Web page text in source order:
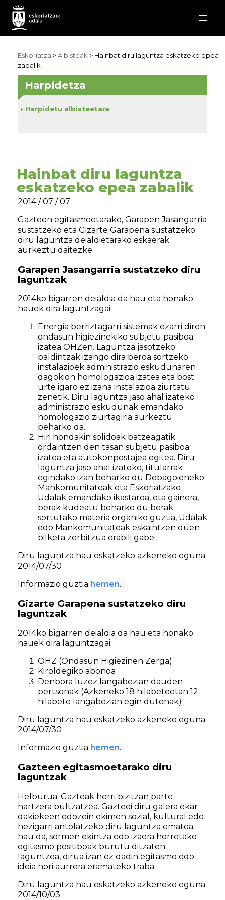
Eskoriatza >Albisteak > Hainbat diru laguntza eskatzeko epea
zabalik
Hainbat diru laguntza
eskatzeko epea zabalik
2014 / 07 / 07
Gazteen egitasmoetarako, Garapen Jasangarria
sustatzeko eta Gizarte Garapena sustatzeko
diru laguntza deialdietarako eskaerak
aurkeztu daitezke.
Garapen Jasangarria sustatzeko diru
laguntzak
2014ko bigarren deialdia da hau eta honako
hauek dira laguntzagai:
Energia berriztagarri sistemak ezarri diren
ondasun higiezinekiko subjetu pasiboa
izatea OHZen. Laguntza jasotzeko
baldintzak izango dira beroa sortzeko
instalazioek administrazio eskudunaren
dagokion homologazioa izatea eta bost
urte igaro ez izana instalazioa ziurtatu
zenetik. Diru laguntza jaso ahal izateko
administrazio eskudunak emandako
homologazio ziurtagiria aurkeztu
beharko da.
Hiri hondakin solidoak batzeagatik
ordaintzen den tasan subjetu pasiboa
izatea eta autokonpostajea egitea. Diru
laguntza jaso ahal izateko, titularrak
egindako izan beharko du Debagoieneko
Mankomunitateak eta Eskoriatzako
Udalak emandako ikastaroa, eta gainera,
berak kudeatu beharko du berak
sortutako materia organiko guztia, Udalak
edo Mankomunitateak eskaintzen duen
bilketa zerbitzua erabili gabe.
Diru laguntza hau eskatzeko azkeneko eguna:
2014/07/30
Informazio guztia hemen.
Gizarte Garapena sustatzeko diru
laguntzak
2014ko bigarren deialdia da hau eta honako
hauek dira laguntzagai:
OHZ (Ondasun Higiezinen Zerga)
Kiroldegiko abonoa
Denbora luzez langabezian dauden
pertsonak (Azkeneko 18 hilabeteetan 12
hilabete langabezian egin dutenak)
Diru laguntza hau eskatzeko azkeneko eguna:
2014/07/30
Informazio guztia hemen.
Gazteen egitasmoetarako diru
laguntzak
Helburua: Gazteak herri bizitzan parte-
hartzera bultzatzea. Gazteei diru galera ekar
dakiekeen edozein ekimen sozial, kultural edo
hezigarri antolatzeko diru laguntza ematea;
hau da, sormen ekintza edo izaera horretako
egitasmo positiboak burutu ditzaten
laguntzea, dirua izan ez dadin egitasmo edo
ideia hori aurrera eramateko traba.
Diru laguntza hau eskatzeko azkeneko eguna:
2014/10/03
Harpidetza
Harpidetu albisteetara